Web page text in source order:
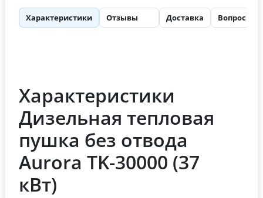
Характеристики Отзывы Доставка Вопросы
Характеристики
Дизельная тепловая
пушка без отвода
Aurora TK-30000 (37
кВт)